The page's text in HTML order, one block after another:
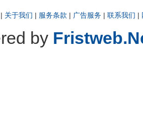
| 关于我们 | 服务条款 | 广告服务 |联系我们 |
by